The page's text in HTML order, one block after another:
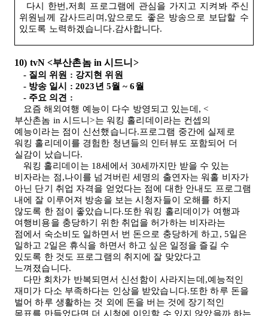
다시 한번,저희 프로그램에 관심을 가지고 지켜봐 주신
위원님께 감사드리며,앞으로도 좋은 방송으로 보답할 수
있도록 노력하겠습니다.감사합니다.
10) tvN <부산촌놈in시드니 >
- 질의 위원 : 강지현 위원
- 방송 일시 : 2023년 5월 ~ 6월
- 주요 의견 :
요즘 해외여행 예능이 다수 방영되고 있는데 , <
부산촌놈 in시드니>는 워킹 홀리데이라는 컨셉의
예능이라는 점이 신선했습니다.프로그램 중간에 실제로
워킹 홀리데이를 경험한 청년들의 인터뷰도 포함되어 더
실감이 났습니다.
워킹 홀리데이는 18세에서 30세까지만 받을 수 있는
비자라는 점,나이를 넘겨버린 세명의 출연자는 워홀 비자가
아닌 단기 취업 자격을 얻었다는 점에 대한 안내도 프로그램
내에 잘 이루어져 방송을 보는 시청자들이 오해를 하지
않도록 한 점이 좋았습니다.또한 워킹 홀리데이가 여행과
여행비용을 충당하기 위한 취업을 허가하는 비자라는
점에서 숙소비도 일하면서 번 돈으로 충당하게 하고 , 5일은
일하고 2일은 휴식을 하면서 하고 싶은 일정을 즐길 수
있도록 한 것도 프로그램의 취지에 잘 맞았다고
느껴졌습니다.
다만 회차가 반복되면서 신선함이 사라지는데,예능적인
재미가 다소 부족하다는 인상을 받았습니다.또한 하루 돈을
벌어 하루 생활하는 것 외에 돈을 버는 것에 장기적인
목표를 만들었다면 더 시청에 이입할 수 있지 않았을까 하는